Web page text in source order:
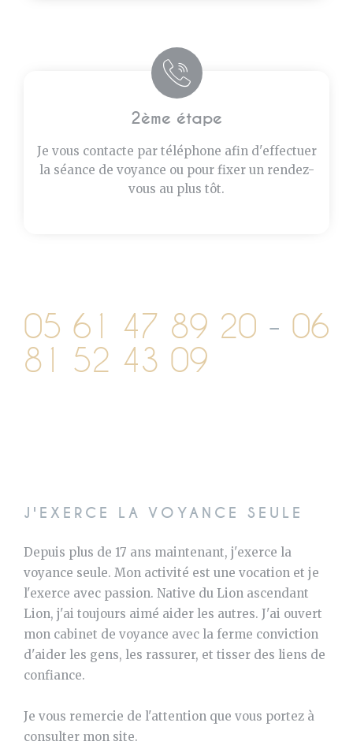
2ème étape
Je vous contacte par téléphone afin d'effectuer
la séance de voyance ou pour fixer un rendez-
vous au plus tôt.
05 61 47 89 20 - 06
81 52 43 09
J'EXERCE LA VOYANCE SEULE
Depuis plus de 17 ans maintenant, j'exerce la
voyance seule. Mon activité est une vocation et je
l'exerce avec passion. Native du Lion ascendant
Lion, j'ai toujours aimé aider les autres. J'ai ouvert
mon cabinet de voyance avec la ferme conviction
d'aider les gens, les rassurer, et tisser des liens de
confiance.
Je vous remercie de l'attention que vous portez à
consulter mon site.